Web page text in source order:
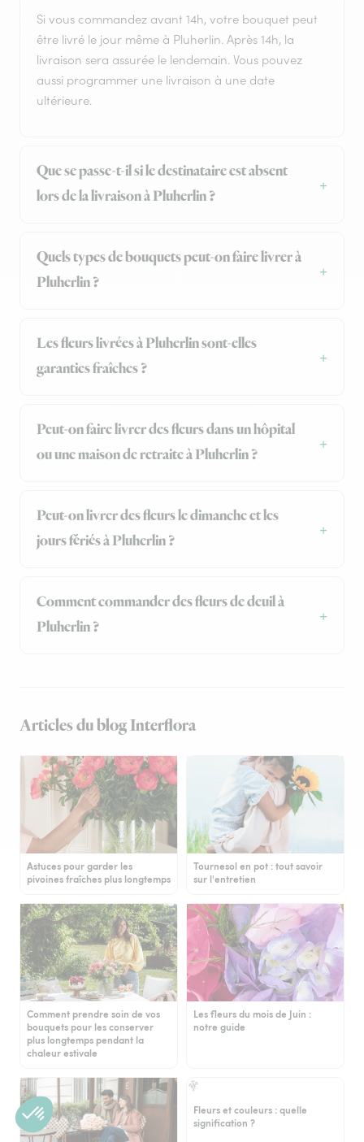
Si vous commandez avant 14h, votre bouquet peut
être livré le jour même à Pluherlin. Après 14h, la
livraison sera assurée le lendemain. Vous pouvez
aussi programmer une livraison à une date
ultérieure.
Que se passe-t-il si le destinataire est absent
lors de la livraison à Pluherlin ?
Quels types de bouquets peut-on faire livrer à
Pluherlin ?
Les fleurs livrées à Pluherlin sont-elles
garanties fraîches ?
Peut-on faire livrer des fleurs dans un hôpital
ou une maison de retraite à Pluherlin ?
Peut-on livrer des fleurs le dimanche et les
jours fériés à Pluherlin ?
Comment commander des fleurs de deuil à
Pluherlin ?
Articles du blog Interflora
Astuces pour garder les
pivoines fraîches plus longtemps
Tournesol en pot : tout savoir
sur l'entretien
Comment prendre soin de vos
bouquets pour les conserver
plus longtemps pendant la
chaleur estivale
Les fleurs du mois de Juin :
notre guide
Fleurs et couleurs : quelle
signification ?